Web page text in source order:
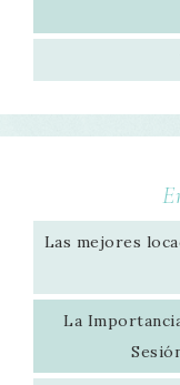
Las mejores
La